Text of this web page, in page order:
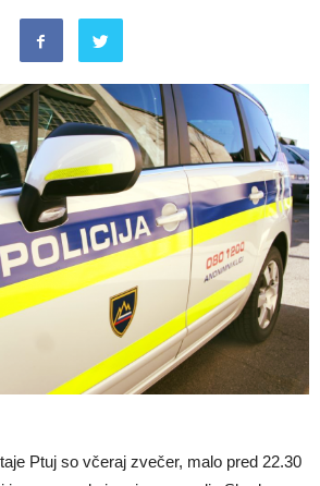
Ptuj so včeraj zvečer, malo pred 22.30